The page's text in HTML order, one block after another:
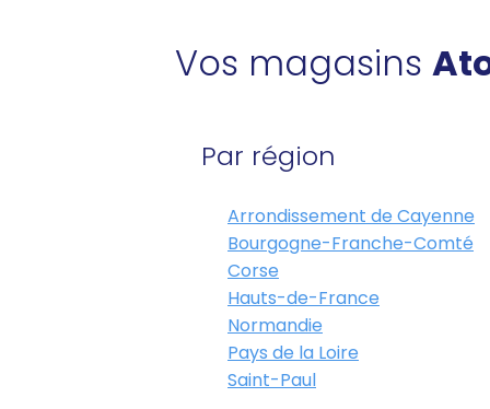
Vos magasins
Par région
Arrondissement de Cayenne
Bourgogne-Franche-Comté
Corse
Hauts-de-France
Normandie
Pays de la Loire
Saint-Paul